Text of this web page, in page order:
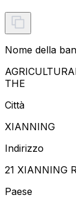
Nome della
THE
Città
XIANNING
Indirizzo
21 XIANNING
Paese